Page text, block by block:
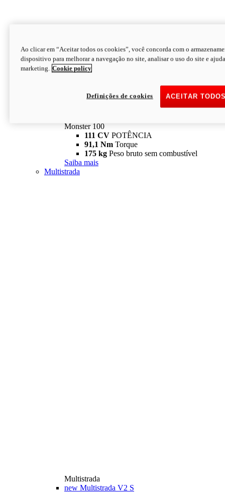
Monster
Monster 100
111 CV POTÊNCIA
91,1 Nm Torque
175 kg Peso bruto sem combustível
Saiba mais
Multistrada
Multistrada
new Multistrada V2 S
Ao clicar em “Aceitar todos os cookies”, você concorda com o
dispositivo para melhorar a navegação no site, analisar o uso do site e
marketing. Cookie policy
ACEITAR
Definições de cookies